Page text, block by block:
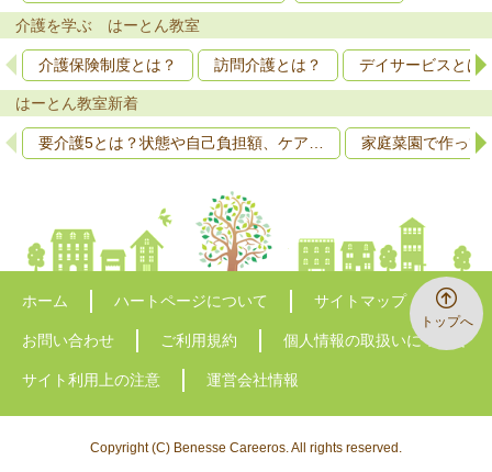
トップへ
介護を学ぶ はーとん教室
介護保険制度とは？ 訪問介護とは？ デイサービスとは
はーとん教室新着
要介護5とは？状態や自己負担額、ケア… 家庭菜園で作っ
ホーム ハートページについて サイトマップ
お問い合わせ ご利用規約 個人情報の取扱いについて
サイト利用上の注意 運営会社情報
Copyright (C) Benesse Careeros. All rights reserved.